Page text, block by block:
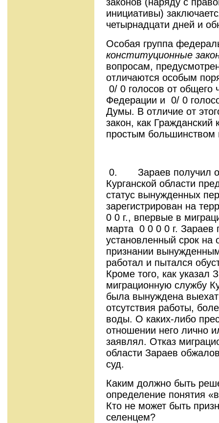
инициативы)
четырнадцати дней и
Особая группа
конституционные
вопросам,
отличаются особым
0/ 0 голосов от общего
Федерации и 0/ 0
Думы. В отличие от
закон, как
простым большинством
0. Зараев получил
Курганской области
статус вынужденных
зареги­стрирован на
0 0 г., впервые в
марта 0 0 0 0 г. Зараев
установлен­ный срок на
признании
работал и пытался
Кроме того, как указал
миграционную службу
была вынуждена
отсутствия работы,
воды. О каких-либо
отношении него лично
заявлял. Отказ
области Зараев
суд.
Каким должно быть
определение понятия
Кто не может быть
селенцем?